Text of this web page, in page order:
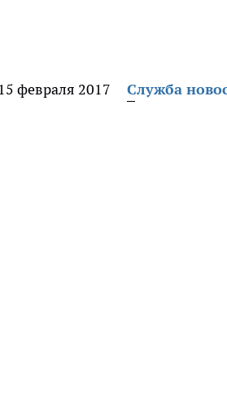
15 февраля 2017
Служба